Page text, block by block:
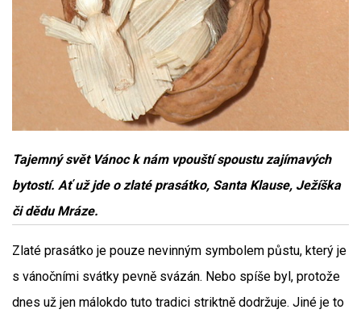
Tajemný svět Vánoc k nám vpouští spoustu zajímavých
bytostí. Ať už jde o zlaté prasátko, Santa Klause, Ježíška
či dědu Mráze.
Zlaté prasátko je pouze nevinným symbolem půstu, který je
s vánočními svátky pevně svázán. Nebo spíše byl, protože
dnes už jen málokdo tuto tradici striktně dodržuje. Jiné je to